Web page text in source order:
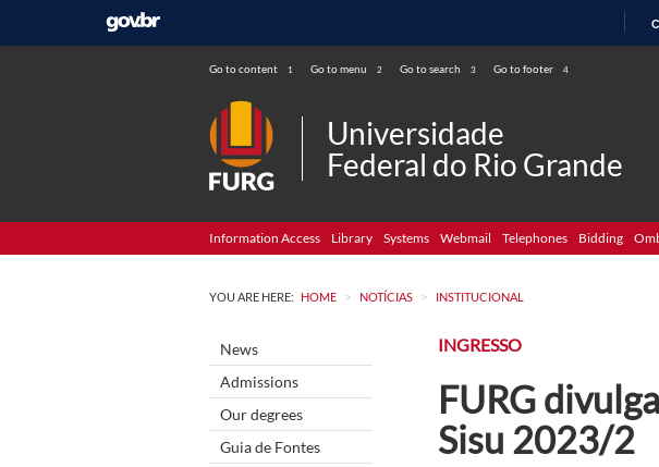
Go to content 1 Go to menu 2 Go to search 3 Go to footer 4
Universidade
Federal do Rio Grande
Information Access Library Systems Webmail Telephones Bidding
YOU ARE HERE: HOME > NOTÍCIAS > INSTITUCIONAL
News
Admissions
Our degrees
Guia de Fontes
INGRESSO
FURG
Sisu 2023/2